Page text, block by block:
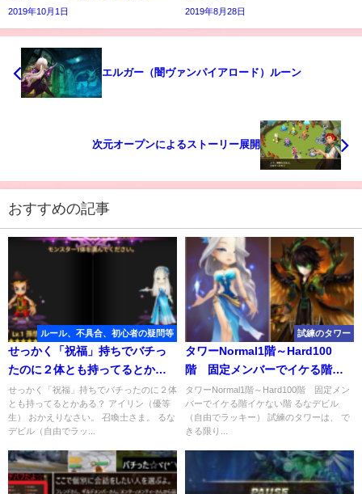
2019年10月1日 2019年8月28日
エルガー（闇ヴァンパイアロード）ルーン
次元オープンによるストーリー展開
おすすめの記事
ルール、不具合、初心者の疑問等
せっかく「祝福」持ちでバチっ
たのに２体とも持ってるとかあ
る？
せっかく「祝福」持ちでバチったのに２体
とも持ってるとかある？ アイリン（優等
生） おかえりなさい。 召喚士さま。 るな
デビル（自由でラッ...
試練のタワー
タワーNormal1階～Hard100
階 固定メンバーでイケる階イ
ケない階
タワーNormal1階～Hard100階 固定メン
バーでイケる階イケない階 るなデビル
（自由でラッキー） 試練のタワーは、 で
きる限り...